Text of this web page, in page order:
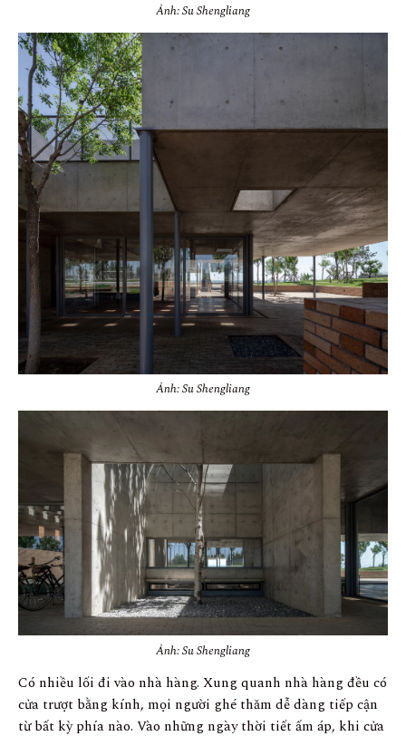
Ảnh: Su Shengliang
Ảnh: Su Shengliang
Ảnh: Su Shengliang
Có nhiều lối đi vào nhà hàng. Xung quanh nhà hàng đều có
cửa trượt bằng kính, mọi người ghé thăm dễ dàng tiếp cận
từ bất kỳ phía nào. Vào những ngày thời tiết ấm áp, khi cửa